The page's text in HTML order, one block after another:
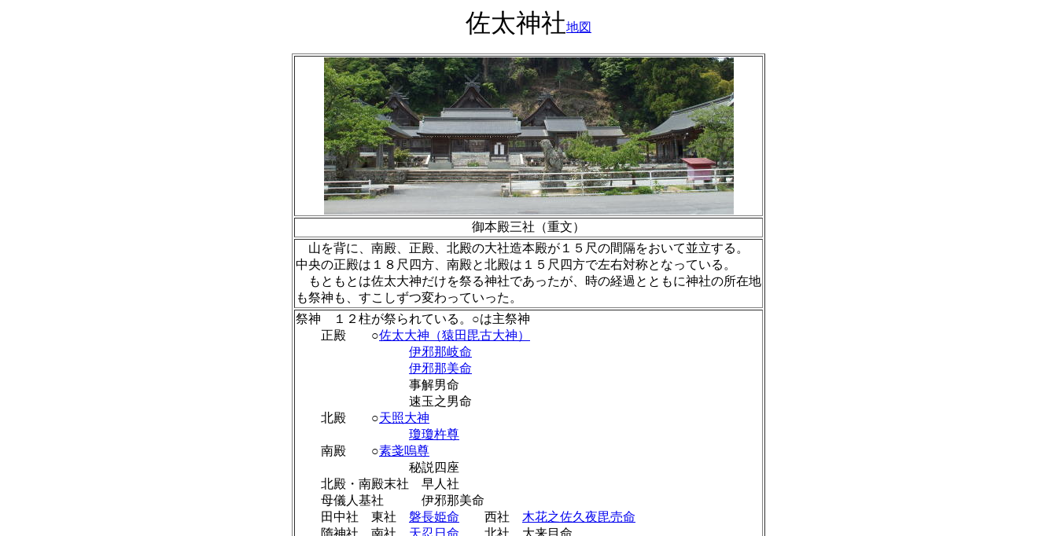
佐太神社地図
御本殿三社（重文）
山を背に、南殿、正殿、北殿の大社造本殿が１５尺の間隔をおいて並立する。
中央の正殿は１８尺四方、南殿と北殿は１５尺四方で左右対称となっている。
もともとは佐太大神だけを祭る神社であったが、時の経過とともに神社の所在地
も祭神も、すこしずつ変わっていった。
祭神 １２柱が祭られている。○は主祭神
正殿 ○佐太大神（猿田毘古大神）
伊邪那岐命
伊邪那美命
事解男命
速玉之男命
北殿 ○天照大神
瓊瓊杵尊
南殿 ○素戔嗚尊
秘説四座
北殿・南殿末社 早人社
母儀人基社 伊邪那美命
田中社 東社 磐長姫命 西社 木花之佐久夜毘売命
隋神社 南社 天忍日命 北社 大来目命